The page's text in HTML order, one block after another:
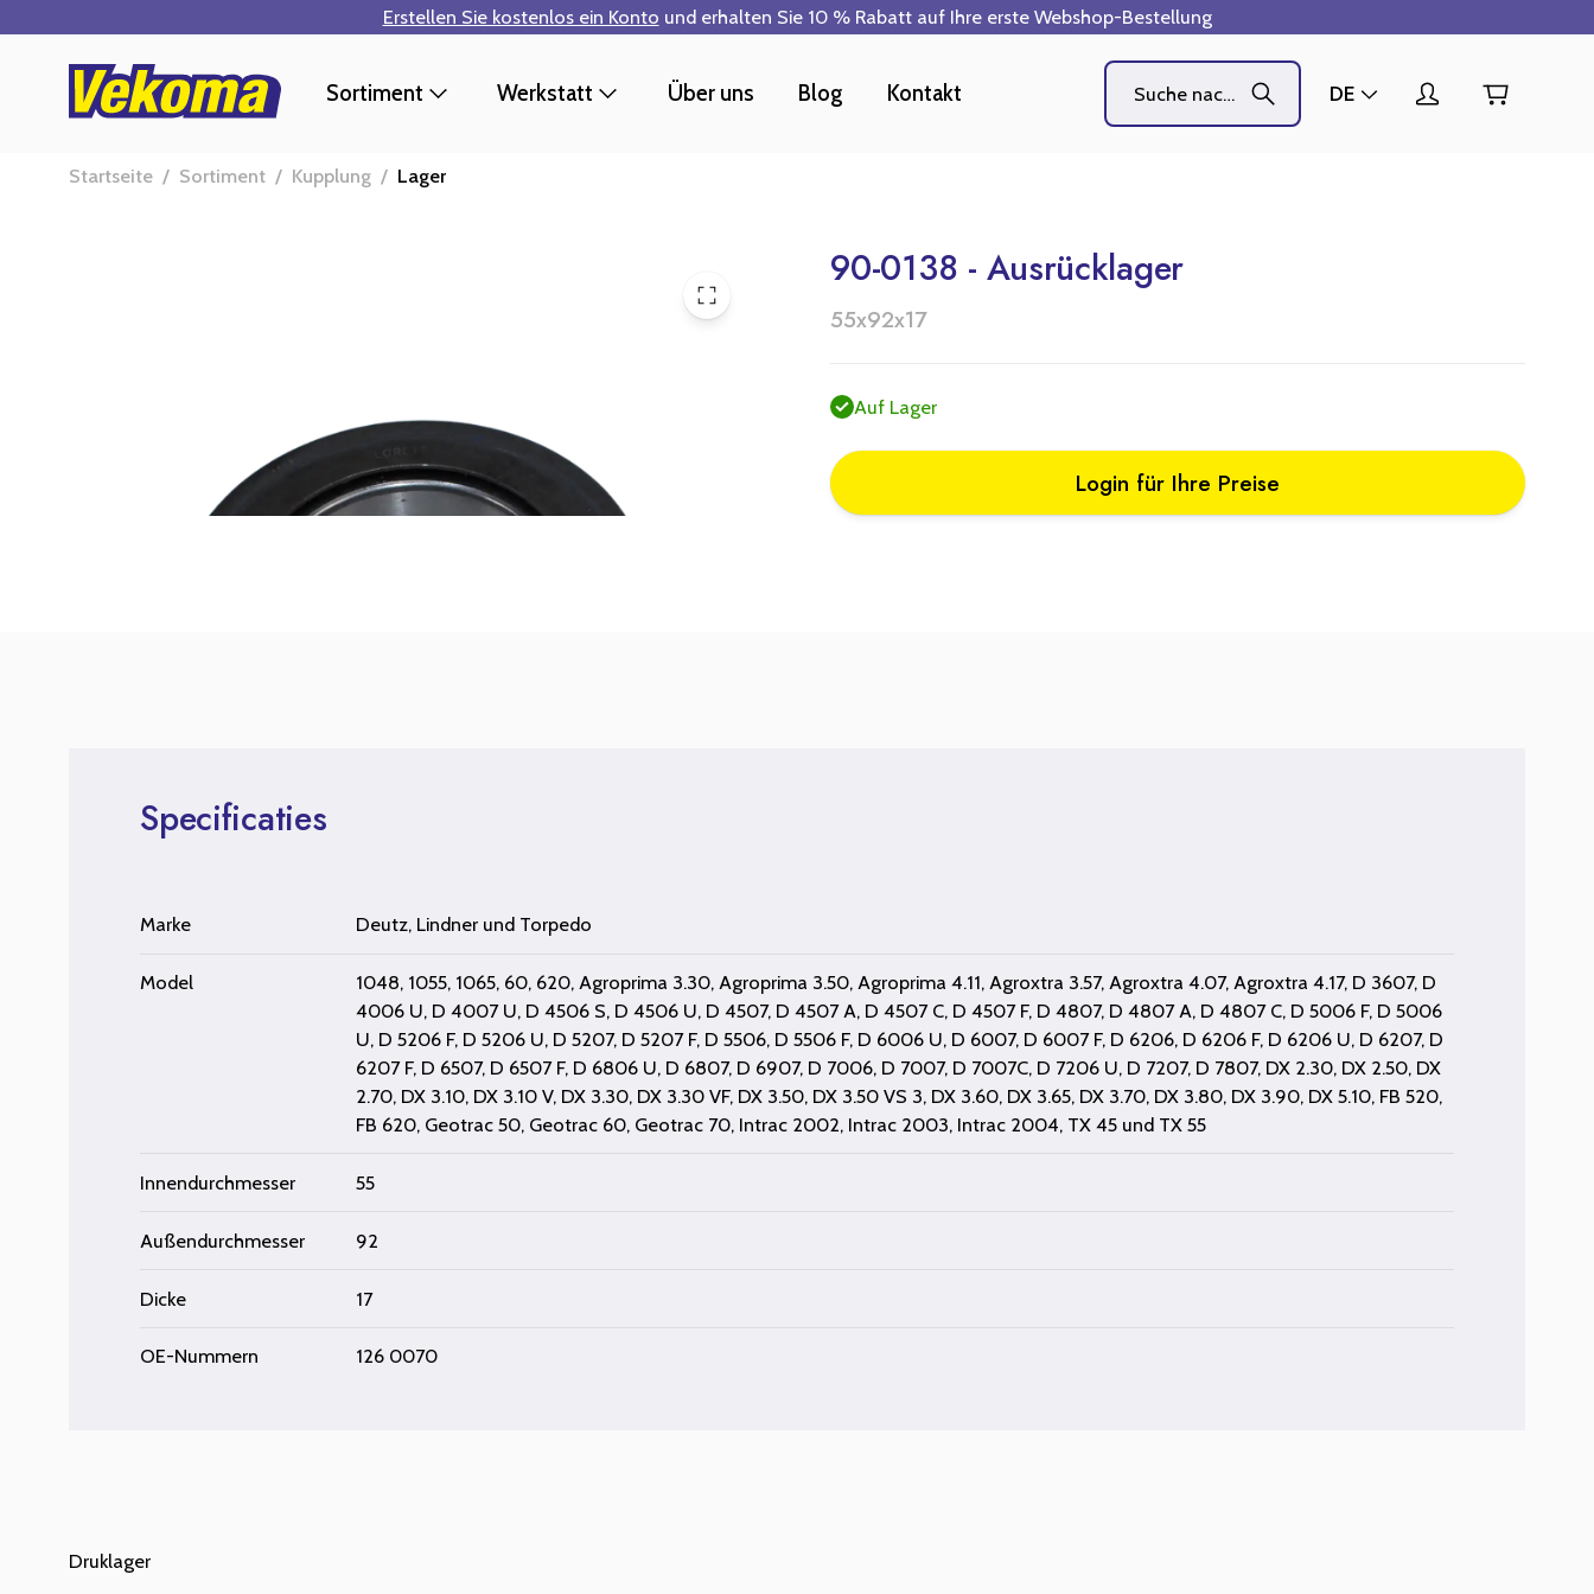
Erstellen Sie kostenlos ein Konto und erhalten Sie 10 % Rabatt auf Ihre erste Webshop-Bestellung
Sortiment Werkstatt Über uns Blog Kontakt DE
Startseite / Sortiment / Kupplung / Lager
90-0138 - Ausrücklager
55x92x17
Auf Lager
Login für Ihre Preise
Specificaties
Marke Deutz, Lindner und Torpedo
Model 1048, 1055, 1065, 60, 620, Agroprima 3.30, Agroprima 3.50, Agroprima 4.11, Agroxtra 3.57, Agroxtra 4.07, Agroxtra 4.17, D 3607, D
4006 U, D 4007 U, D 4506 S, D 4506 U, D 4507, D 4507 A, D 4507 C, D 4507 F, D 4807, D 4807 A, D 4807 C, D 5006 F, D 5006
U, D 5206 F, D 5206 U, D 5207, D 5207 F, D 5506, D 5506 F, D 6006 U, D 6007, D 6007 F, D 6206, D 6206 F, D 6206 U, D 6207, D
6207 F, D 6507, D 6507 F, D 6806 U, D 6807, D 6907, D 7006, D 7007, D 7007C, D 7206 U, D 7207, D 7807, DX 2.30, DX 2.50, DX
2.70, DX 3.10, DX 3.10 V, DX 3.30, DX 3.30 VF, DX 3.50, DX 3.50 VS 3, DX 3.60, DX 3.65, DX 3.70, DX 3.80, DX 3.90, DX 5.10, FB 520,
FB 620, Geotrac 50, Geotrac 60, Geotrac 70, Intrac 2002, Intrac 2003, Intrac 2004, TX 45 und TX 55
Innendurchmesser 55
Außendurchmesser 92
Dicke 17
OE-Nummern 126 0070
Druklager